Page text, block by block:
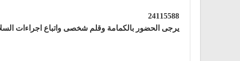
24115588
يرجى الحضور بالكمامة وقلم شخصى واتباع اجراءات